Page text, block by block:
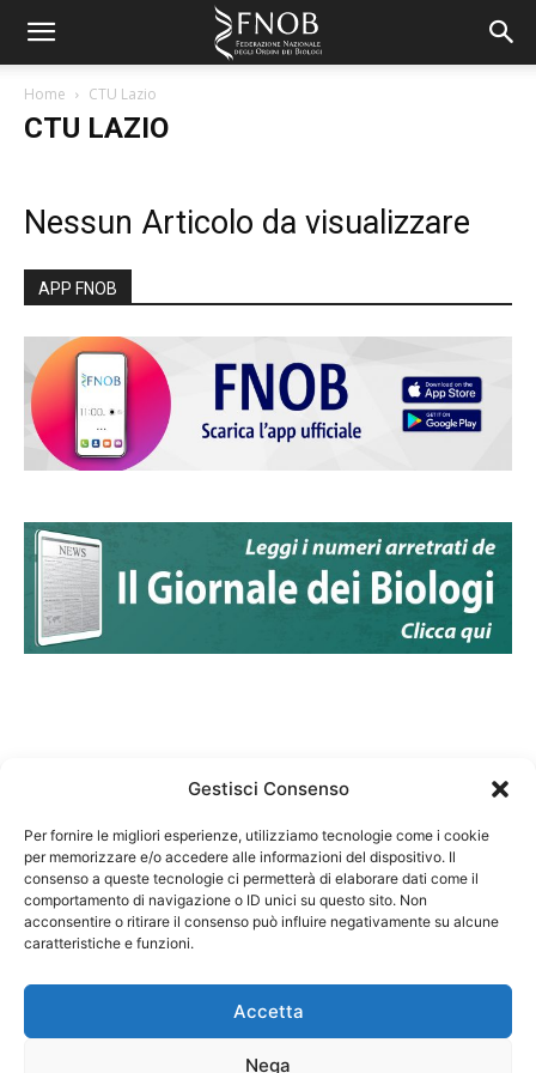
Gestisci Consenso
Per fornire le migliori esperienze, utilizziamo tecnologie come i cookie
per memorizzare e/o accedere alle informazioni del dispositivo. Il
consenso a queste tecnologie ci permetterà di elaborare dati come il
comportamento di navigazione o ID unici su questo sito. Non
acconsentire o ritirare il consenso può influire negativamente su alcune
caratteristiche e funzioni.
Accetta
Nega
Home CTU Lazio
CTU LAZIO
Nessun Articolo da visualizzare
APP FNOB
Federazione Nazionale Degli Ordini dei Biologi:
codice fiscale 80069130583
Responsabile sito internet www.fnob.it: Vincenzo